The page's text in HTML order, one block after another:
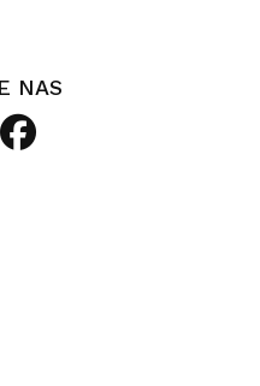
NAS